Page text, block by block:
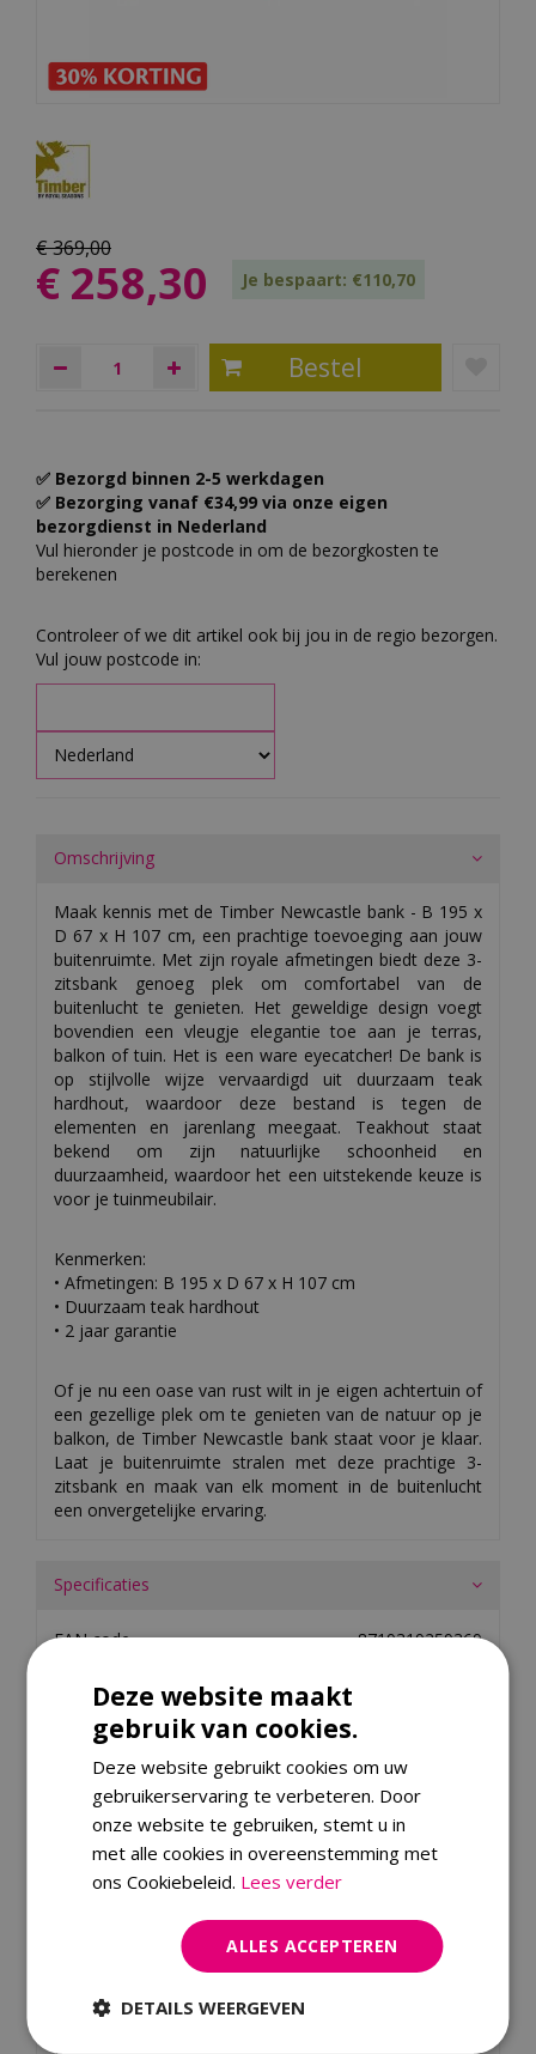
€369,00
€ 258,30 Je bespaart: €110,70
✅ Bezorgd binnen 2-5 werkdagen
✅ Bezorging vanaf €34,99 via onze eigen
bezorgdienst in Nederland
Vul hieronder je postcode in om de bezorgkosten te
berekenen
Controleer of we dit artikel ook bij jou in de regio bezorgen.
Vul jouw postcode in:
Omschrijving
Maak kennis met de Timber Newcastle bank - B 195 x
D 67 x H 107 cm, een prachtige toevoeging aan jouw
buitenruimte. Met zijn royale afmetingen biedt deze 3-
zitsbank genoeg plek om comfortabel van de
buitenlucht te genieten. Het geweldige design voegt
bovendien een vleugje elegantie toe aan je terras,
balkon of tuin. Het is een ware eyecatcher! De bank is
op stijlvolle wijze vervaardigd uit duurzaam teak
hardhout, waardoor deze bestand is tegen de
elementen en jarenlang meegaat. Teakhout staat
bekend om zijn natuurlijke schoonheid en
duurzaamheid, waardoor het een uitstekende keuze is
voor je tuinmeubilair.
Kenmerken:
• Afmetingen: B 195 x D 67 x H 107 cm
• Duurzaam teak hardhout
• 2 jaar garantie
Of je nu een oase van rust wilt in je eigen achtertuin of
een gezellige plek om te genieten van de natuur op je
balkon, de Timber Newcastle bank staat voor je klaar.
Laat je buitenruimte stralen met deze prachtige 3-
zitsbank en maak van elk moment in de buitenlucht
een onvergetelijke ervaring.
Specificaties
EAN code
8719319259369
Afmeting
Materiaal
Teak hardhout
Garantie
Newcastle
Kleur frame
Deze website maakt
gebruik van cookies.
Deze website gebruikt cookies om uw
gebruikerservaring te verbeteren. Door
onze website te gebruiken, stemt u in
met alle cookies in overeenstemming met
ons Cookiebeleid. Lees verder
ALLES ACCEPTEREN
DETAILS WEERGEVEN